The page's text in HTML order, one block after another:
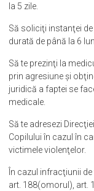
la 5 zile.
Să soliciţi instanţei
durată de până la 6
Să te prezinţi la
prin agresiune şi
juridică a faptei se
medicale.
Să te adresezi
Copilului în cazul în
victimele violenţelor.
În cazul infracţiunii
art. 188(omorul), art.